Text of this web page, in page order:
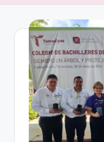
s
o
p